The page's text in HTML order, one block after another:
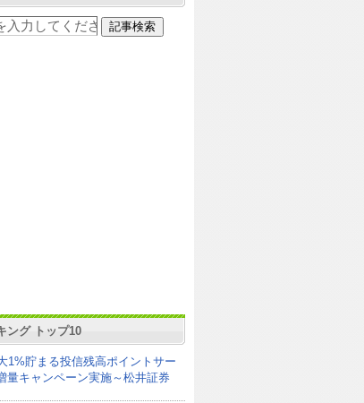
ング トップ10
1%貯まる投信残高ポイントサー
量キャンペーン実施～松井証券